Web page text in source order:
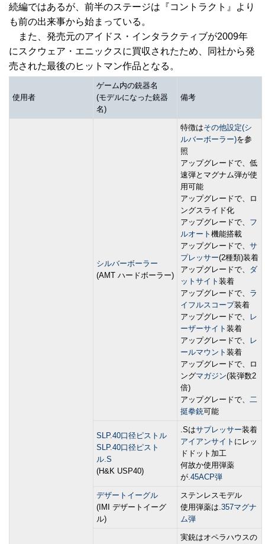
続編ではあるが、前半のステージは『コントラクト』より
も前の出来事から始まっている。
また、発売元のアイドス・インタラクティブが2009年
にスクウェア・エニックスに買収されたため、同社から発
売された最後のヒットマン作品となる。
使用者
ゲーム内の銃器名
(モデルになった銃器
名)
備考
シルバーボーラー
(AMT ハードボーラー)
特徴はその他設定(シ
ルバーボーラー)を参
照
アップグレードで、低
速弾とマグナム弾が使
用可能
アップグレードで、ロ
ングスライド化
アップグレードで、 フ
ルオート 機能搭載
アップグレードで、 サ
プレッサー(2種類)装着
アップグレードで、 ダ
ットサイト 装着
アップグレードで、 ラ
イフルスコープ装着
アップグレードで、
レ
ーザーサイト 装着
アップグレードで、
レ
ールマウント 装着
アップグレードで、ロ
ングマガジン(装弾数2
倍)
アップグレードで、 二
挺拳銃可能
SLP.40口径ピストル
SLP.40口径ピスト
ル.S
(H&K USP40)
.Sはサプレッサー装着
アイアンサイト にレッ
ドドット加工
何故か使用弾薬
が.45ACP弾
デザートイーグル
(IMI デザートイーグ
ル)
ステンレスモデル
使用弾薬は.357マグナ
ム弾
実銃はオペラハウスの